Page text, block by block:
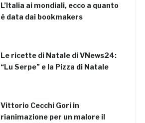
L’Italia ai mondiali, ecco a quanto
è data dai bookmakers
Le ricette di Natale di VNews24:
“Lu Serpe” e la Pizza di Natale
Vittorio Cecchi Gori in
rianimazione per un malore il